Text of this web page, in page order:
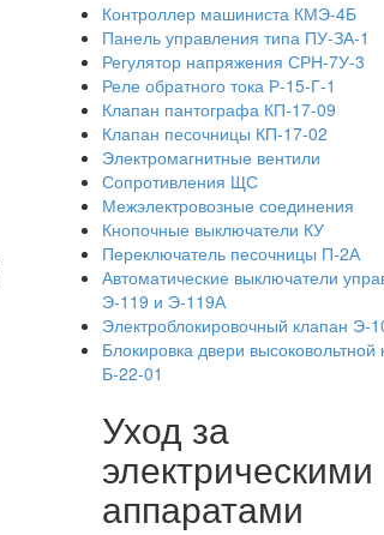
Контроллер машиниста КМЭ-4Б
Панель управления типа ПУ-ЗА-1
Регулятор напряжения СРН-7У-3
Реле обратного тока Р-15-Г-1
Клапан пантографа КП-17-09
Клапан песочницы КП-17-02
Электромагнитные вентили
Сопротивления ЩС
Межэлектровозные соединения
Кнопочные выключатели КУ
Переключатель песочницы П-2А
Автоматические выключатели
Э-119 и Э-119А
Электроблокировочный клапан Э-
Блокировка двери
Б-22-01
Уход за
электрическими
аппаратами